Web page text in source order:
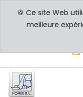
🍪 Ce site Web
meilleure